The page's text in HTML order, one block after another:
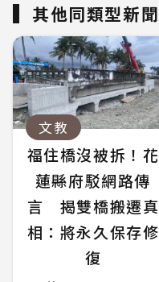
其他同類型新聞
文教
福住橋沒被拆！花
蓮縣府駁網路傳
言 揭雙橋搬遷真
相：將永久保存修
復